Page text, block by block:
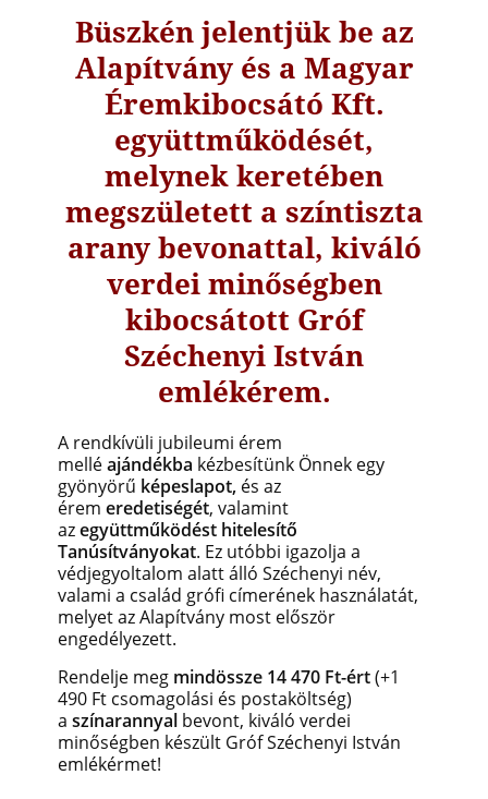
Büszkén jelentjük be az
Alapítvány és a Magyar
Éremkibocsátó Kft.
együttműködését,
melynek keretében
megszületett a színtiszta
arany bevonattal, kiváló
verdei minőségben
kibocsátott Gróf
Széchenyi István
emlékérem.
A rendkívüli jubileumi érem
melléajándékba kézbesítünk Önnek egy
gyönyörű képeslapot, és az
érem eredetiségét, valamint
azegyüttműködést hitelesítő
Tanúsítványokat. Ez utóbbi igazolja a
védjegyoltalom alatt álló Széchenyi név,
valami a család grófi címerének használatát,
melyet az Alapítvány most először
engedélyezett.
Rendelje meg mindössze 14 470 Ft-ért(+1
490 Ft csomagolási és postaköltség)
a színarannyal bevont, kiváló verdei
minőségben készült Gróf Széchenyi István
emlékérmet!